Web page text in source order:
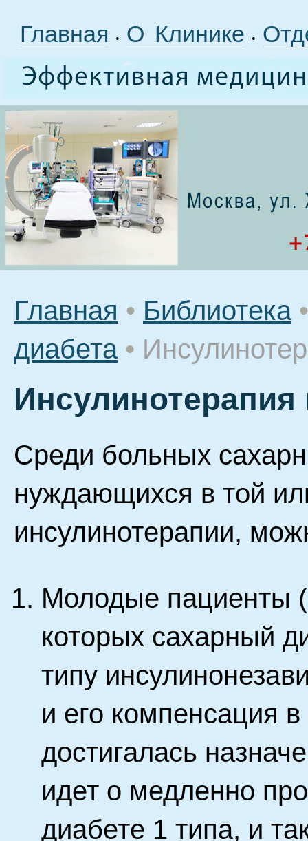
Главная • О Клинике •
Главная • Библиотека •
диабета •
Инсулинотерапия
Среди больных
нуждающихся в той
инсулинотерапии,
Молодые пациенты
которых сахарный
типу
и его компенсация
достигалась
идет о медленно
диабете 1 типа, и